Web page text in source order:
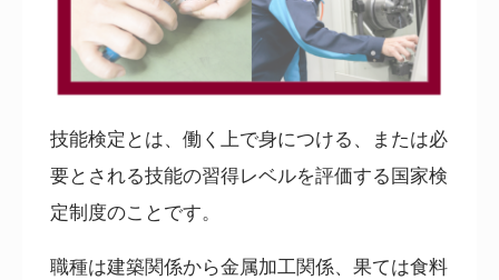
技能検定とは、働く上で身につける、または必
要とされる技能の習得レベルを評価する国家検
定制度のことです。
職種は建築関係から金属加工関係、果ては食料